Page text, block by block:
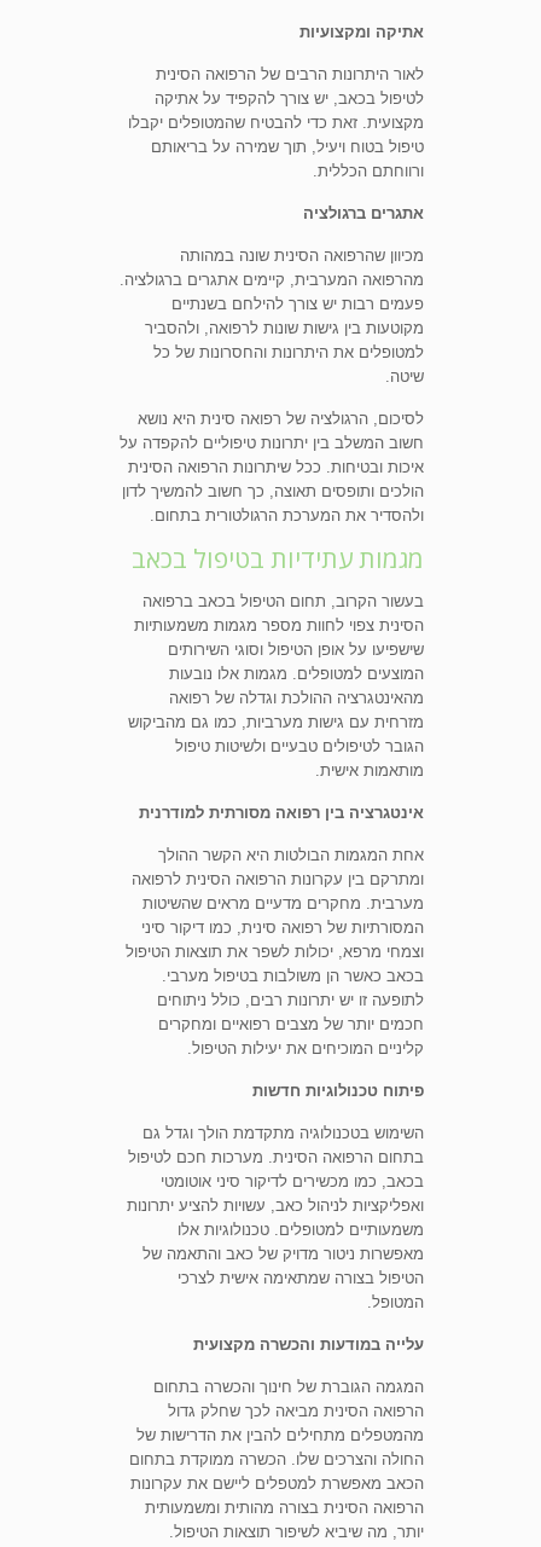
אתיקה ומקצועיות
לאור היתרונות הרבים של הרפואה הסינית
לטיפול בכאב, יש צורך להקפיד על אתיקה
מקצועית. זאת כדי להבטיח שהמטופלים יקבלו
טיפול בטוח ויעיל, תוך שמירה על בריאותם
ורווחתם הכללית.
אתגרים ברגולציה
מכיוון שהרפואה הסינית שונה במהותה
מהרפואה המערבית, קיימים אתגרים ברגולציה.
פעמים רבות יש צורך להילחם בשנתיים
מקוטעות בין גישות שונות לרפואה, ולהסביר
למטופלים את היתרונות והחסרונות של כל
שיטה.
לסיכום, הרגולציה של רפואה סינית היא נושא
חשוב המשלב בין יתרונות טיפוליים להקפדה על
איכות ובטיחות. ככל שיתרונות הרפואה הסינית
הולכים ותופסים תאוצה, כך חשוב להמשיך לדון
ולהסדיר את המערכת הרגולטורית בתחום.
מגמות עתידיות בטיפול בכאב
בעשור הקרוב, תחום הטיפול בכאב ברפואה
הסינית צפוי לחוות מספר מגמות משמעותיות
שישפיעו על אופן הטיפול וסוגי השירותים
המוצעים למטופלים. מגמות אלו נובעות
מהאינטגרציה ההולכת וגדלה של רפואה
מזרחית עם גישות מערביות, כמו גם מהביקוש
הגובר לטיפולים טבעיים ולשיטות טיפול
מותאמות אישית.
אינטגרציה בין רפואה מסורתית למודרנית
אחת המגמות הבולטות היא הקשר ההולך
ומתרקם בין עקרונות הרפואה הסינית לרפואה
מערבית. מחקרים מדעיים מראים שהשיטות
המסורתיות של רפואה סינית, כמו דיקור סיני
וצמחי מרפא, יכולות לשפר את תוצאות הטיפול
בכאב כאשר הן משולבות בטיפול מערבי.
לתופעה זו יש יתרונות רבים, כולל ניתוחים
חכמים יותר של מצבים רפואיים ומחקרים
קליניים המוכיחים את יעילות הטיפול.
פיתוח טכנולוגיות חדשות
השימוש בטכנולוגיה מתקדמת הולך וגדל גם
בתחום הרפואה הסינית. מערכות חכם לטיפול
בכאב, כמו מכשירים לדיקור סיני אוטומטי
ואפליקציות לניהול כאב, עשויות להציע יתרונות
משמעותיים למטופלים. טכנולוגיות אלו
מאפשרות ניטור מדויק של כאב והתאמה של
הטיפול בצורה שמתאימה אישית לצרכי
המטופל.
עלייה במודעות והכשרה מקצועית
המגמה הגוברת של חינוך והכשרה בתחום
הרפואה הסינית מביאה לכך שחלק גדול
מהמטפלים מתחילים להבין את הדרישות של
החולה והצרכים שלו. הכשרה ממוקדת בתחום
הכאב מאפשרת למטפלים ליישם את עקרונות
הרפואה הסינית בצורה מהותית ומשמעותית
יותר, מה שיביא לשיפור תוצאות הטיפול.